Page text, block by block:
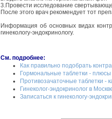
3.Провести исследование
После этого врач рекомендует тот
Информация об основных видах
гинекологу-эндокринологу.
См. подробнее:
Как правильно подобрать
Гормональные таблетки -
Противозачаточные таблетки -
Гинеколог-эндокринолог в
Записаться к гинекологу-